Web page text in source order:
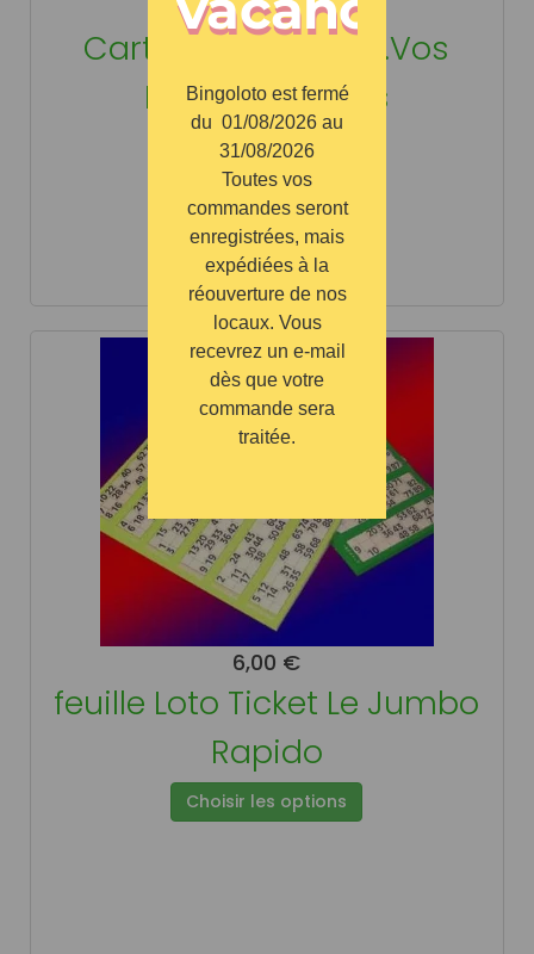
25,00 €
Cartons Loto Bingo.Vos
Numéros Privés
Choisir les options
6,00 €
feuille Loto Ticket Le Jumbo
Rapido
Choisir les options
Bingoloto est fermé
du 01/08/2026 au
31/08/2026
Toutes vos
commandes seront
enregistrées, mais
expédiées à la
réouverture de nos
locaux. Vous
recevrez un e-mail
dès que votre
commande sera
traitée.